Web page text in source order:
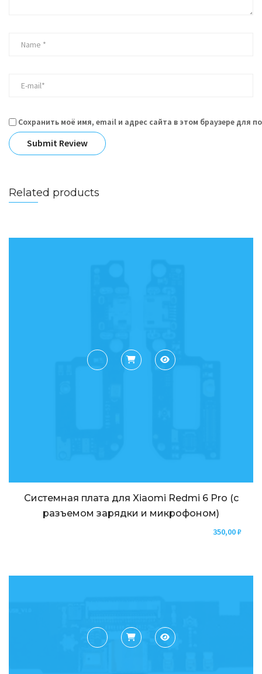
Сохранить моё имя, email и адрес сайта в этом браузере для
Related products
Системная плата для Xiaomi Redmi 6 Pro (с
разъемом зарядки и микрофоном)
350,00₽